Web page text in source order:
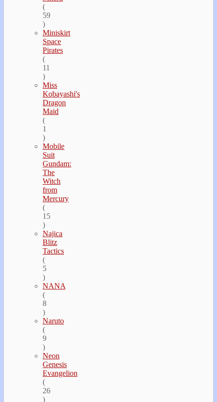
(
59
)
Miniskirt
Space
Pirates
(
11
)
Miss
Kobayashi's
Dragon
Maid
(
1
)
Mobile
Suit
Gundam:
The
Witch
from
Mercury
(
15
)
Najica
Blitz
Tactics
(
5
)
NANA
(
8
)
Naruto
(
9
)
Neon
Genesis
Evangelion
(
26
)